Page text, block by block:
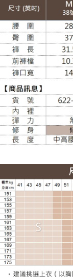
每筆NT$100，滿
付款後7-11取貨
每筆NT$100，滿
大嘴鳥宅配通
每筆NT$100，滿
貨到付款
每筆NT$120